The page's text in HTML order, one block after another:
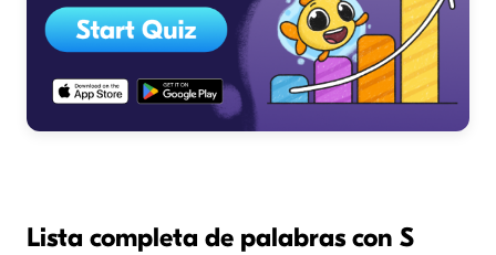
Lista completa de palabras con S